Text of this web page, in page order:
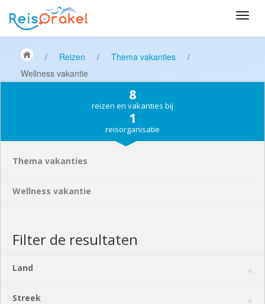
/ Reizen / Thema vakanties
/
Wellness vakantie
8
reizen en vakanties bij
1
reisorganisatie
Thema vakanties
Wellness vakantie
Filter de resultaten
Land
Streek